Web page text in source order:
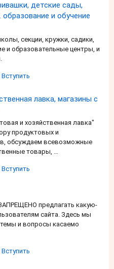
детские сады,
и обучение
секции, кружки, садики,
и образовательные центры, и
Вступить
лавка, магазины с
и хозяйственная лавка"
продуктовых и
обсуждаем всевозможные
товары, …
Вступить
предлагать какую-
сайта. Здесь мы
и вопросы касаемо
Вступить